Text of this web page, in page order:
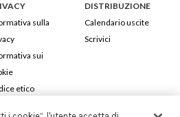
sulla
sui
etico
DISTRIBUZIONE
Calendario uscite
Scrivici